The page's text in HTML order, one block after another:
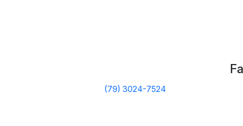
(79) 3024-7524